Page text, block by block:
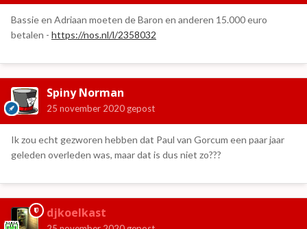
Bassie en Adriaan moeten de Baron en anderen 15.000 euro
betalen - https://nos.nl/l/2358032
Spiny Norman
25 november 2020 gepost
Ik zou echt gezworen hebben dat Paul van Gorcum een paar jaar
geleden overleden was, maar dat is dus niet zo???
djkoelkast